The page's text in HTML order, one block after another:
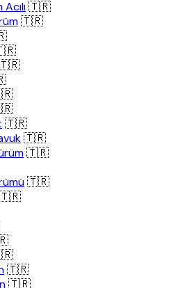
🇹🇷
🇹🇷
🇹🇷
🇹🇷
🇹🇷
🇹🇷
🇹🇷
🇹🇷